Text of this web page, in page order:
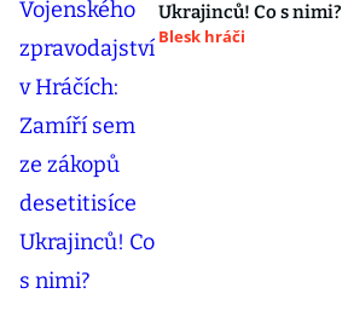
Ukrajinců! Co s nimi?
Blesk hráči